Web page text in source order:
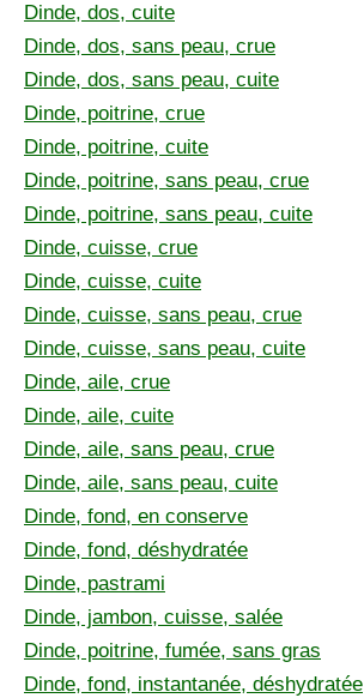
Dinde, dos, cuite
Dinde, dos, sans peau, crue
Dinde, dos, sans peau, cuite
Dinde, poitrine, crue
Dinde, poitrine, cuite
Dinde, poitrine, sans peau, crue
Dinde, poitrine, sans peau, cuite
Dinde, cuisse, crue
Dinde, cuisse, cuite
Dinde, cuisse, sans peau, crue
Dinde, cuisse, sans peau, cuite
Dinde, aile, crue
Dinde, aile, cuite
Dinde, aile, sans peau, crue
Dinde, aile, sans peau, cuite
Dinde, fond, en conserve
Dinde, fond, déshydratée
Dinde, pastrami
Dinde, jambon, cuisse, salée
Dinde, poitrine, fumée, sans gras
Dinde, fond, instantanée, déshydratée